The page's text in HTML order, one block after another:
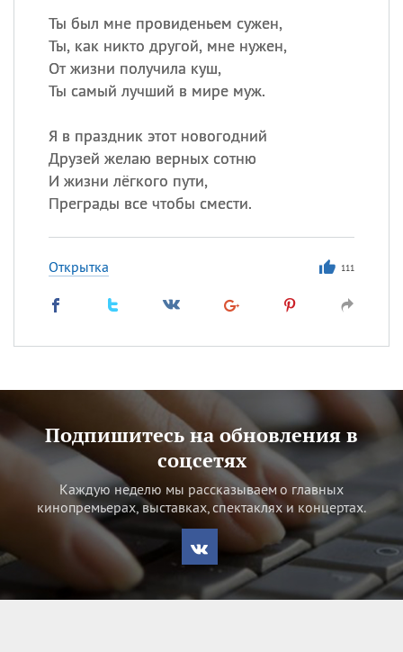
Ты был мне провиденьем сужен,
Ты, как никто другой, мне нужен,
От жизни получила куш,
Ты самый лучший в мире муж.
Я в праздник этот новогодний
Друзей желаю верных сотню
И жизни лёгкого пути,
Преграды все чтобы смести.
Открытка 111
Подпишитесь на обновления в
соцсетях
Каждую неделю мы рассказываем о главных
кинопремьерах, выставках, спектаклях и концертах.